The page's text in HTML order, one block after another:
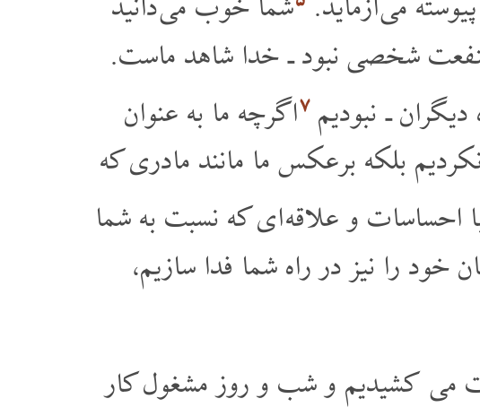
می آزماید. شما خوب می دانید
شخصی نبود ـ خدا شاهد ماست.
ـ نبودیم ۷اگرچه ما به عنوان
بلکه برعکس ما مانند مادری که
احساسات و علاقه ای که نسبت به شما
خود را نیز در راه شما فدا سازیم،
می کشیدیم و شب و روز مشغول کار